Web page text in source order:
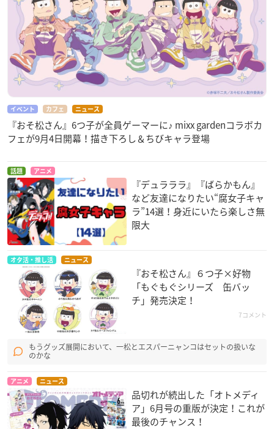
イベント カフェ ニュース
『おそ松さん』6つ子が全員ゲーマーに♪ mixx gardenコラボカ
フェが9月4日開幕！描き下ろし＆ちびキャラ登場
話題 アニメ
『デュラララ』『ばらかもん』
など友達になりたい“腐女子キャ
ラ”14選！身近にいたら楽しさ無
限大
オタ活・推し活 ニュース
『おそ松さん』６つ子×好物
「もぐもぐシリーズ 缶バッ
チ」発売決定！
7コメント
もうグッズ展開において、一松とエスパーニャンコはセットの扱いな
のかな
アニメ ニュース
品切れが続出した「オトメディ
ア」6月号の重版が決定！これが
最後のチャンス！